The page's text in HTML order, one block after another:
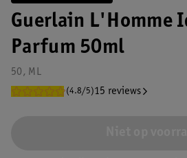
Guerlain L'Homme
Parfum 50ml
50, ML
(4.8/5)15 reviews